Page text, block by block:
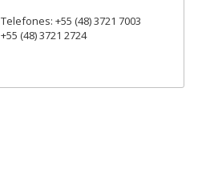
Telefones: +55 (48) 3721 7003
+55 (48) 3721 2724